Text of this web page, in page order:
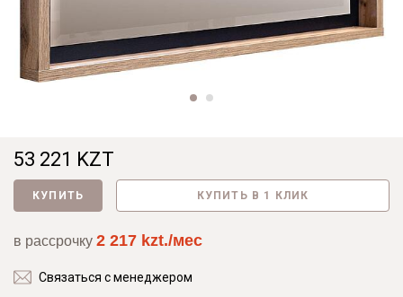
53 221 KZT
КУПИТЬ КУПИТЬ В 1 КЛИК
в рассрочку 2 217 kzt./мес
Связаться с менеджером